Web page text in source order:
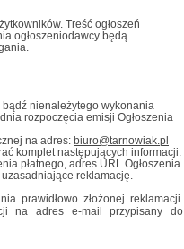
Treść ogłoszeń
ogłoszeniodawcy będą
bądź nienależytego wykonania
rozpoczęcia emisji Ogłoszenia
na adres: biuro@tarnowiak.pl
komplet następujących informacji:
płatnego, adres URL Ogłoszenia
reklamację.
prawidłowo złożonej reklamacji.
na adres e-mail przypisany do